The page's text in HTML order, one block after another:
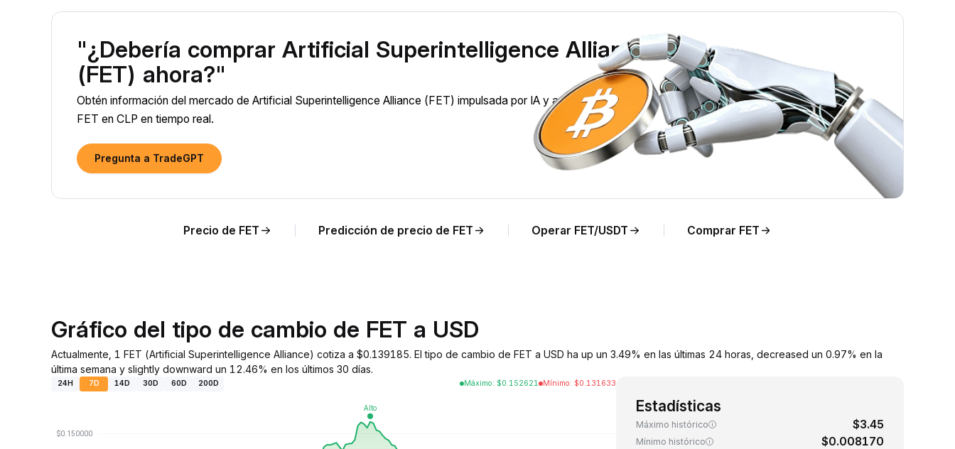
"¿Debería comprar Artificial Superintelligence Alliance
(FET) ahora?"
Obtén información del mercado de Artificial Superintelligence Alliance (FET) impulsada por IA y análisis del precio de
FET en CLP en tiempo real.
Pregunta a TradeGPT
Precio de FET Predicción de precio de FET Operar FET/USDT Comprar FET
Gráfico del tipo de cambio de FET a USD
Actualmente, 1 FET (Artificial Superintelligence Alliance) cotiza a $0.139185. El tipo de cambio de FET a USD ha up un 3.49% en las últimas 24 horas, decreased un 0.97% en la
última semana y slightly downward un 12.46% en los últimos 30 días.
24H 7D 14D 30D 60D 200D Máximo: $0.152621 Mínimo: $0.131633
Estadísticas
Máximo histórico $3.45
Mínimo histórico $0.008170